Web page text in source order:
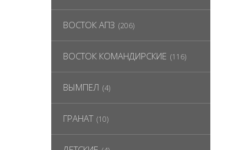
ВОСТОК АПЗ (206)
ВОСТОК КОМАНДИРСКИЕ (116)
ВЫМПЕЛ (4)
ГРАНАТ (10)